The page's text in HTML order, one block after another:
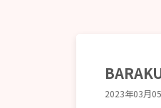
2023年03月